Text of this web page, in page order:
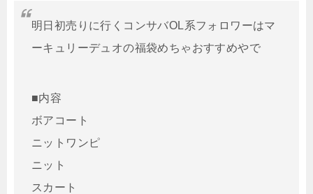
明日初売りに行くコンサバOL系フォロワーはマ
ーキュリーデュオの福袋めちゃおすすめやで
■内容
ボアコート
ニットワンピ
ニット
スカート